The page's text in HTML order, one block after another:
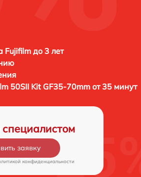
Fujifilm до 3 лет
50SII Kit GF35-70mm от 35 минут
заявку
конфиденциальности